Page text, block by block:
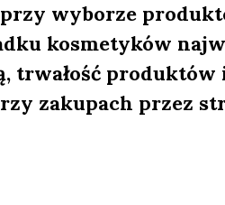
wyborze
kosmetyków
trwałość produktów
zakupach przez